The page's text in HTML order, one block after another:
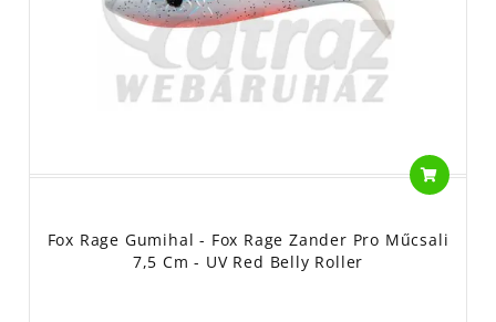
Fox Rage Gumihal - Fox Rage Zander Pro Műcsali
7,5 Cm - UV Red Belly Roller